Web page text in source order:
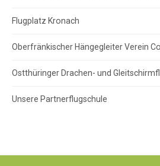
Flugplatz Kronach
Oberfränkischer Hängegleiter Verein
Ostthüringer Drachen- und
Unsere Partnerflugschule